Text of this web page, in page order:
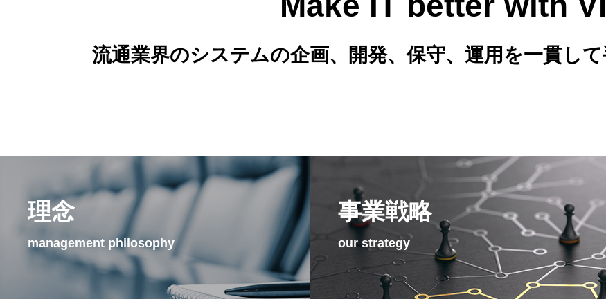
流通業界のシステムの企画、開発、保守、運用を一貫し
理念
management philosophy
事業戦略
our strategy